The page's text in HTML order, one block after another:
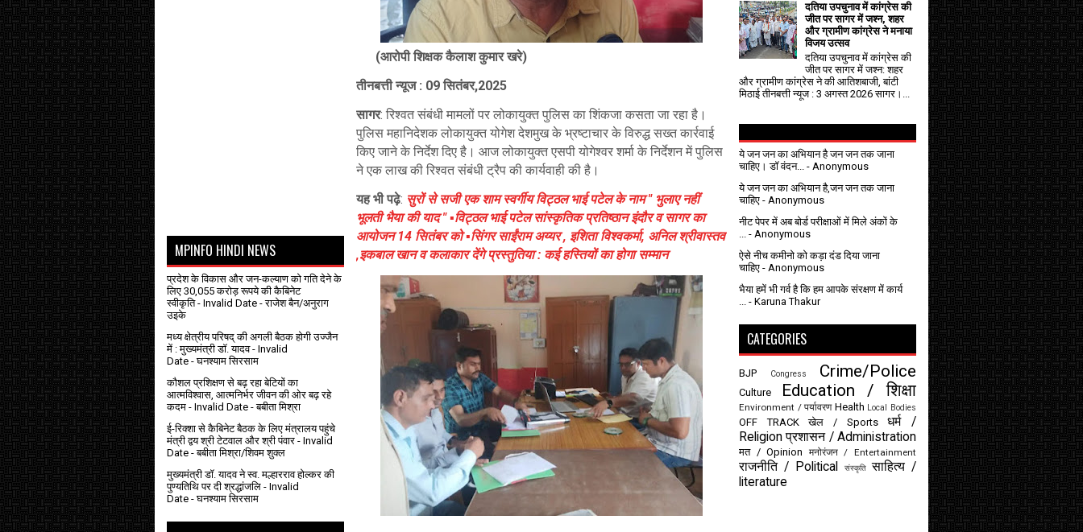
(आरोपी शिक्षक कैलाश कुमार खरे)
तीनबत्ती न्यूज : 09 सितंबर,2025
सागर: रिश्वत संबंधी मामलों पर लोकायुक्त पुलिस का शिंकजा कसता जा रहा है।
पुलिस महानिदेशक लोकायुक्त योगेश देशमुख के भ्रष्टाचार के विरुद्ध सख्त कार्रवाई
किए जाने के निर्देश दिए है। आज लोकायुक्त एसपी योगेश्वर शर्मा के निर्देशन में पुलिस
ने एक लाख की रिश्वत संबंधी ट्रैप की कार्यवाही की है।
यह भी पढ़े: सुरों से सजी एक शाम स्वर्गीय विट्ठल भाई पटेल के नाम " भुलाए नहीं
भूलती भैया की याद " ▪️विट्ठल भाई पटेल सांस्कृतिक प्रतिष्ठान इंदौर व सागर का
आयोजन 14 सितंबर को ▪️सिंगर साईंराम अय्यर , इशिता विश्वकर्मा, अनिल श्रीवास्तव
,इकबाल खान व कलाकार देंगे प्रस्तुतिया : कई हस्तियों का होगा सम्मान
MPINFO HINDI NEWS
प्रदेश के विकास और जन-कल्याण को गति देने के
लिए 30,055 करोड़ रूपये की कैबिनेट
स्वीकृति- Invalid Date - राजेश बैन/अनुराग
उइके
मध्य क्षेत्रीय परिषद् की अगली बैठक होगी उज्जैन
में : मुख्यमंत्री डॉ. यादव- Invalid
Date - घनश्याम सिरसाम
कौशल प्रशिक्षण से बढ़ रहा बेटियों का
आत्मविश्वास, आत्मनिर्भर जीवन की ओर बढ़ रहे
कदम - Invalid Date - बबीता मिश्रा
ई-रिक्शा से कैबिनेट बैठक के लिए मंत्रालय पहुंचे
मंत्री द्वय श्री टेटवाल और श्री पंवार - Invalid
Date - बबीता मिश्रा/शिवम शुक्ल
मुख्यमंत्री डॉ. यादव ने स्व. मल्हारराव होल्कर की
पुण्यतिथि पर दी श्रद्धांजलि - Invalid
Date - घनश्याम सिरसाम
दतिया उपचुनाव में कांग्रेस की
जीत पर सागर में जश्न, शहर
और ग्रामीण कांग्रेस ने मनाया
विजय उत्सव
दतिया उपचुनाव में कांग्रेस की
जीत पर सागर में जश्न: शहर
और ग्रामीण कांग्रेस ने की आतिशबाजी, बांटी
मिठाई तीनबत्ती न्यूज : 3 अगस्त 2026 सागर।...
ये जन जन का अभियान है जन जन तक जाना
चाहिए। डॉ वंदन...
- Anonymous
ये जन जन का अभियान है,जन जन तक जाना
चाहिए - Anonymous
नीट पेपर में अब बोर्ड परीक्षाओं में मिले अंकों के
- Anonymous
ऐसे नीच कमीनो को कड़ा दंड दिया जाना
चाहिए - Anonymous
भैया हमें भी गर्व है कि हम आपके संरक्षण में कार्य
- Karuna Thakur
CATEGORIES
BJP Congress Crime/Police
Culture Education / शिक्षा
Environment / पर्यावरण Health Local Bodies
OFF TRACK खेल / Sports
धर्म /
Religion प्रशासन / Administration
मत / Opinion मनोरंजन / Entertainment
राजनीति / Political संस्कृति साहित्य /
literature